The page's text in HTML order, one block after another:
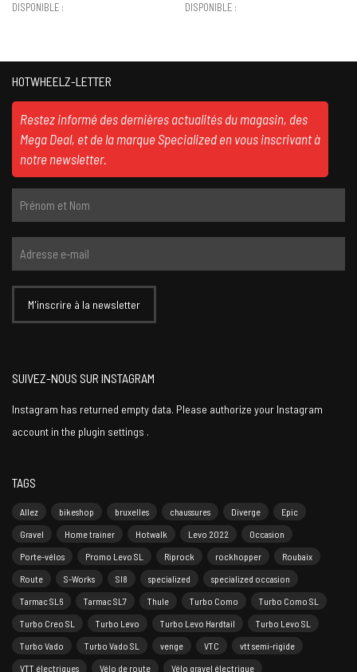
DISPONIBLE : DISPONIBLE :
HOTWHEELZ-LETTER
Restez informé des dernières actualités du magasin, des
Mega Deal, et de la marque Specialized en vous inscrivant à
notre newsletter.
SUIVEZ-NOUS SUR INSTAGRAM
Instagram has returned empty data. Please authorize your Instagram
account in the plugin settings .
TAGS
Allez bikeshop bruxelles chaussures Diverge
Epic
Gravel
Home trainer Hotwalk Levo 2022
Occasion
Porte-vélos
Promo Levo SL Riprock rockhopper
Roubaix
Route
S-Works Sl8 specialized
specialized occasion
Tarmac SL6
Tarmac SL7 Thule Turbo Como
Turbo Como SL
Turbo Creo SL
Turbo Levo Turbo Levo Hardtail
Turbo Levo SL
Turbo Vado
Turbo Vado SL venge VTC
vtt semi-rigide
VTT électriques
Vélo de route Vélo gravel électrique